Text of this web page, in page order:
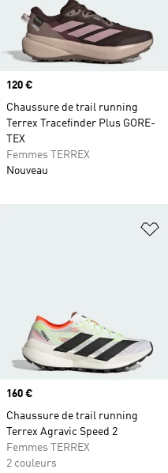
Prix
120 €
Chaussure de trail running
Terrex Tracefinder Plus GORE-
TEX
Femmes TERREX
Nouveau
Prix
160 €
Chaussure de trail running
Terrex Agravic Speed 2
Femmes TERREX
2 couleurs